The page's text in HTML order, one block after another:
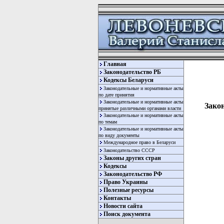
Главная
Законодательство РБ
Кодексы Беларуси
Законодательные и нормативные акты
по дате принятия
Законодательные и нормативные акты
принятые различными органами власти
Законодательные и нормативные акты
по темам
Законодательные и нормативные акты
по виду документы
Международное право в Беларуси
Законодательство СССР
Законы других стран
Кодексы
Законодательство РФ
Право Украины
Полезные ресурсы
Контакты
Новости сайта
Поиск документа
ХОЗЯЙСТВЕННЫЙ ПРОЦЕССУАЛЬНЫЙ КОДЕКС РЕСПУБЛИКИ БЕЛАРУСЬ

                               ЗАКОН
                        РЕСПУБЛИКИ БЕЛАРУСЬ
                     5 июня 1991 г. N 838-ХII
           (Ведомости Верховного Совета Белорусской ССР,
                      1991 г.,